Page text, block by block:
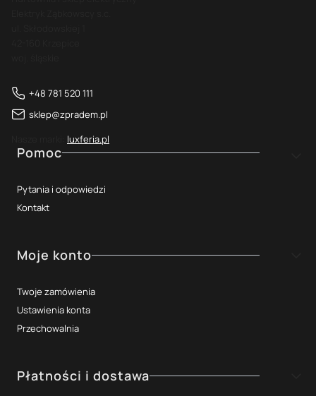
+48 781 520 111
sklep@zpradem.pl
luxferia.pl
Linki w stopce
Pomoc
Pytania i odpowiedzi
Kontakt
Moje konto
Twoje zamówienia
Ustawienia konta
Przechowalnia
Płatności i dostawa